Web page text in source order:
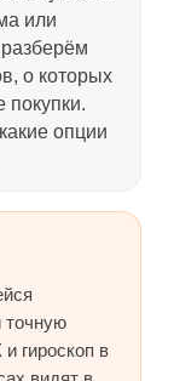
или
о которых
покупки.
опции
точную
гироскоп в